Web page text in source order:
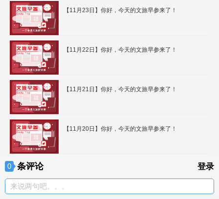
【11月23日】你好，今天的文旅早参来了！
【11月22日】你好，今天的文旅早参来了！
【11月21日】你好，今天的文旅早参来了！
【11月20日】你好，今天的文旅早参来了！
0 条评论 登录
来说两句吧。。。